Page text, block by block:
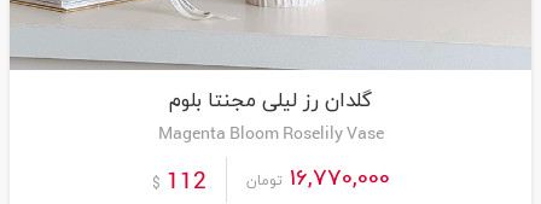
گلدان رز لیلی مجنتا بلوم
Magenta Bloom Roselily Vase
16,770,000 تومان 112
$